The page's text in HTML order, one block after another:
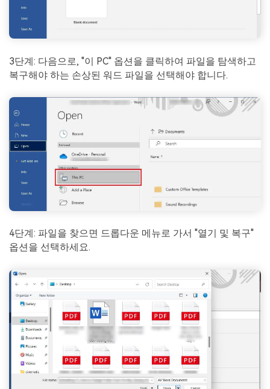
3단계: 다음으로, "이 PC" 옵션을 클릭하여 파일을 탐색하고
복구해야 하는 손상된 워드 파일을 선택해야 합니다.
4단계: 파일을 찾으면 드롭다운 메뉴로 가서 "열기 및 복구"
옵션을 선택하세요.